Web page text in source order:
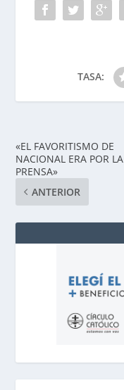
TASA:
«EL FAVORITISMO DE
NACIONAL ERA POR LA
PRENSA»
ANTERIOR